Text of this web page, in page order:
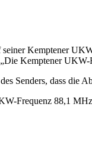
Kemptener
Kemptener
Senders, dass die
Frequenz 88,1